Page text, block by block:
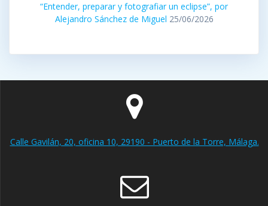
“Entender, preparar y fotografiar un eclipse”, por
Alejandro Sánchez de Miguel 25/06/2026
Calle Gavilán, 20, oficina 10, 29190 - Puerto de la Torre, Málaga.